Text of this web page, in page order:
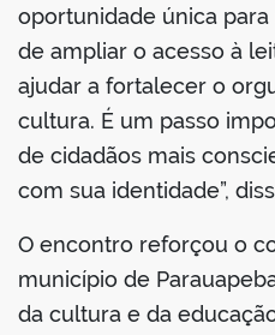
oportunidade única para
de ampliar o acesso à
ajudar a fortalecer o
cultura. É um passo
de cidadãos mais
com sua identidade”,
O encontro reforçou o
município de
da cultura e da